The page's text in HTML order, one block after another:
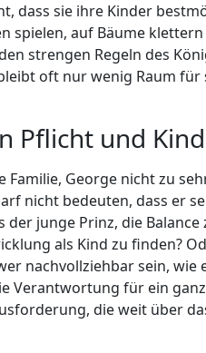
dass sie ihre Kinder
spielen, auf Bäume
strengen Regeln des
oft nur wenig Raum für
Pflicht und
Familie, George nicht zu
nicht bedeuten, dass er
der junge Prinz, die Balance
als Kind zu finden?
nachvollziehbar sein, wie
Verantwortung für ein
die weit über